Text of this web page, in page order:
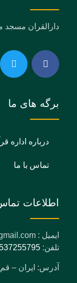
دارالقران
برگه های ما
درباره اداره
تماس با ما
اطلاعات
ایمیل : info@gmail.com
تلفن:
آدرس: ایران –